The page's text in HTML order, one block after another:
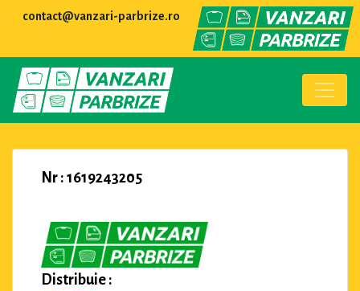
contact@vanzari-parbrize.ro
Nr : 1619243205
Distribuie :